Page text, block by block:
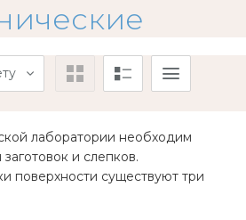
лаборатории необходим
и слепков.
поверхности существуют три